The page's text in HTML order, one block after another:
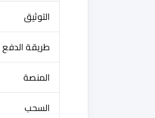
التوثيق
طريقة الدفع
المنصة
السحب